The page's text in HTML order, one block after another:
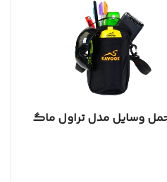
وسایل مدل تراول ماگ